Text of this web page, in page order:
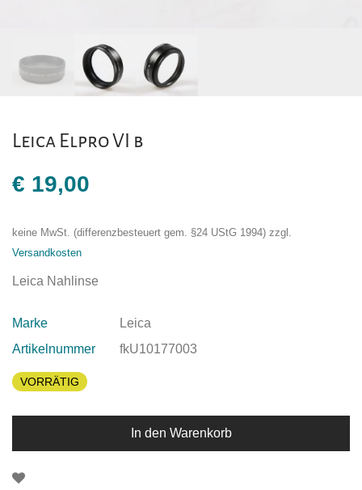
Leica Elpro VI b
€ 19,00
keine MwSt. (differenzbesteuert gem. §24 UStG 1994) zzgl.
Versandkosten
Leica Nahlinse
Marke
Leica
Artikelnummer
fkU10177003
VORRÄTIG
In den Warenkorb